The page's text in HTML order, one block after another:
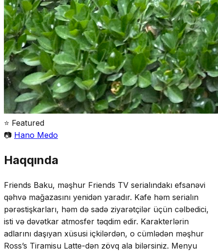
⭐ Featured
📷 Hano Medo
Haqqında
Friends Baku, məşhur Friends TV serialındakı efsanəvi
qəhvə mağazasını yenidən yaradır. Kafe həm serialın
pərəstişkarları, həm də sadə ziyarətçilər üçün cəlbedici,
isti və dəvətkar atmosfer təqdim edir. Karakterlərin
adlarını daşıyan xüsusi içkilərdən, o cümlədən məşhur
Ross’s Tiramisu Latte-dən zövq ala bilərsiniz. Menyu